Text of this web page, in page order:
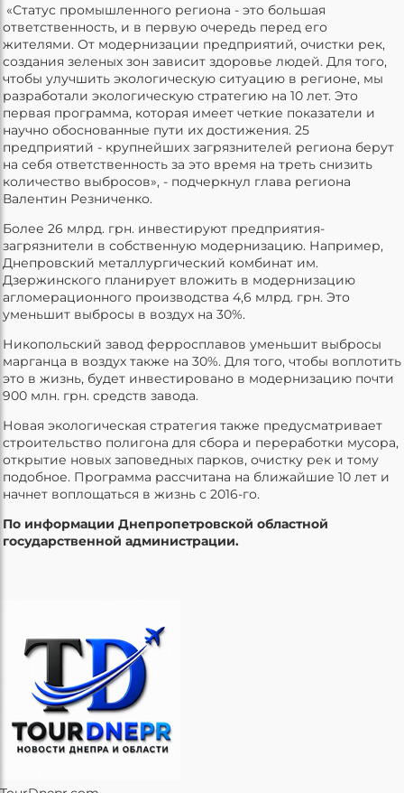
«Статус промышленного региона - это большая
ответственность, и в первую очередь перед его
жителями. От модернизации предприятий, очистки рек,
создания зеленых зон зависит здоровье людей. Для того,
чтобы улучшить экологическую ситуацию в регионе, мы
разработали экологическую стратегию на 10 лет. Это
первая программа, которая имеет четкие показатели и
научно обоснованные пути их достижения. 25
предприятий - крупнейших загрязнителей региона берут
на себя ответственность за это время на треть снизить
количество выбросов», - подчеркнул глава региона
Валентин Резниченко.
Более 26 млрд. грн. инвестируют предприятия-
загрязнители в собственную модернизацию. Например,
Днепровский металлургический комбинат им.
Дзержинского планирует вложить в модернизацию
агломерационного производства 4,6 млрд. грн. Это
уменьшит выбросы в воздух на 30%.
Никопольский завод ферросплавов уменьшит выбросы
марганца в воздух также на 30%. Для того, чтобы воплотить
это в жизнь, будет инвестировано в модернизацию почти
900 млн. грн. средств завода.
Новая экологическая стратегия также предусматривает
строительство полигона для сбора и переработки мусора,
открытие новых заповедных парков, очистку рек и тому
подобное. Программа рассчитана на ближайшие 10 лет и
начнет воплощаться в жизнь с 2016-го.
По информации Днепропетровской областной
государственной администрации.